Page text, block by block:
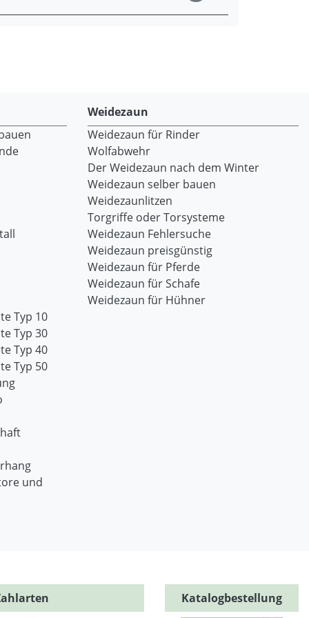
Typ 10
Typ 30
Typ 40
Typ 50
und
Weidezaun
Weidezaun für Rinder
Wolfabwehr
Der Weidezaun nach dem Winter
Weidezaun selber bauen
Weidezaunlitzen
Torgriffe oder Torsysteme
Weidezaun Fehlersuche
Weidezaun preisgünstig
Weidezaun für Pferde
Weidezaun für Schafe
Weidezaun für Hühner
Katalogbestellung